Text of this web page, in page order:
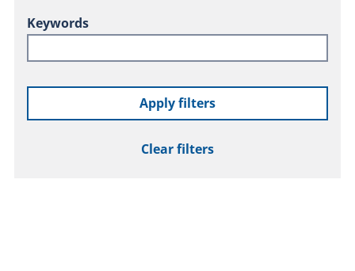
Keywords
Apply filters
Clear filters